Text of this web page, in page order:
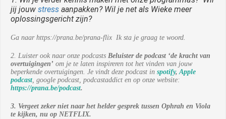
jij jouw stress aanpakken? Wil je net als Wieke meer
oplossingsgericht zijn?
Ga naar https://prana.be/prana-flix Ik sta je graag te woord.
2. Luister ook naar onze podcasts Beluister de podcast ‘de kracht van
overtuigingen’ om je te laten inspireren tot het vinden van jouw
beperkende overtuigingen. Je vindt deze podcast in spotify,Apple
podcast, google podcast, podcastaddict en op onze website:
https://prana.be/podcast.
3. Vergeet zeker niet naar het helder gesprek tussen Ophrah en Viola
te kijken, nu op NETFLIX.